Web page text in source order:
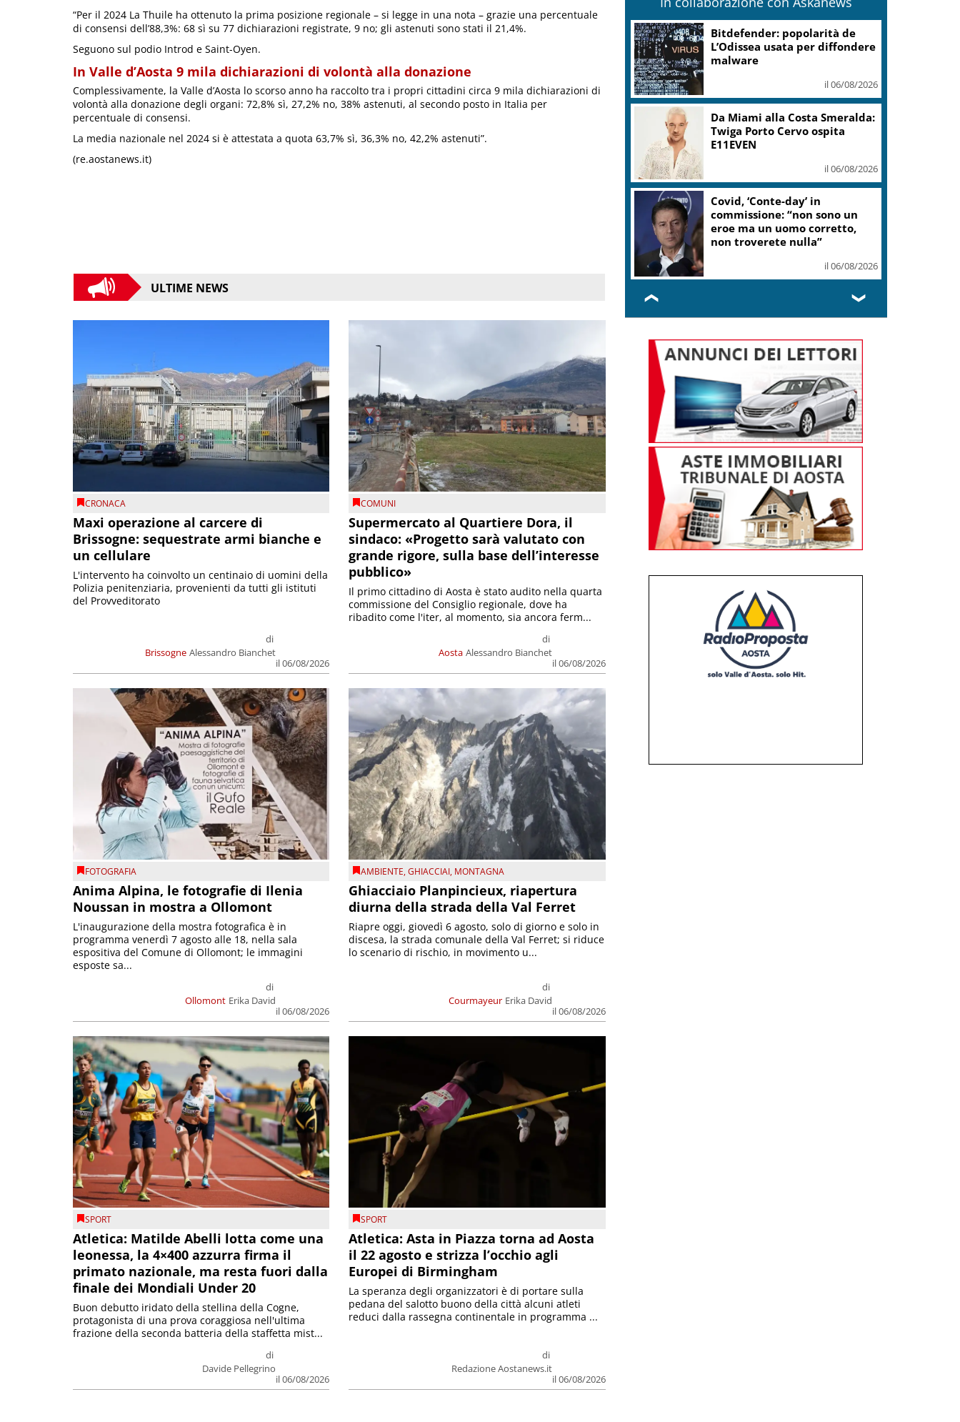
“Per il 2024 La Thuile ha ottenuto la prima posizione regionale – si legge in una nota – grazie una percentuale
di consensi dell’88,3%: 68 sì su 77 dichiarazioni registrate, 9 no; gli astenuti sono stati il 21,4%.
Seguono sul podio Introd e Saint-Oyen.
In Valle d’Aosta 9 mila dichiarazioni di volontà alla donazione
Complessivamente, la Valle d’Aosta lo scorso anno ha raccolto tra i propri cittadini circa 9 mila dichiarazioni di
volontà alla donazione degli organi: 72,8% sì, 27,2% no, 38% astenuti, al secondo posto in Italia per
percentuale di consensi.
La media nazionale nel 2024 si è attestata a quota 63,7% sì, 36,3% no, 42,2% astenuti”.
(re.aostanews.it)
ULTIME NEWS
CRONACA
Maxi operazione al carcere di
Brissogne: sequestrate armi bianche e
un cellulare
Brissogne
di
Alessandro Bianchet
il 06/08/2026
L'intervento ha coinvolto un centinaio di uomini della
Polizia penitenziaria, provenienti da tutti gli istituti
del Provveditorato
COMUNI
Supermercato al Quartiere Dora, il
sindaco: «Progetto sarà valutato con
grande rigore, sulla base dell’interesse
pubblico»
Aosta
di
Alessandro Bianchet
il 06/08/2026
Il primo cittadino di Aosta è stato audito nella quarta
commissione del Consiglio regionale, dove ha
ribadito come l'iter, al momento, sia ancora ferm...
FOTOGRAFIA
Anima Alpina, le fotografie di Ilenia
Noussan in mostra a Ollomont
Ollomont
di
Erika David
il 06/08/2026
L'inaugurazione della mostra fotografica è in
programma venerdì 7 agosto alle 18, nella sala
espositiva del Comune di Ollomont; le immagini
esposte sa...
AMBIENTE,GHIACCIAI, MONTAGNA
Ghiacciaio Planpincieux, riapertura
diurna della strada della Val Ferret
Courmayeur
di
Erika David
il 06/08/2026
Riapre oggi, giovedì 6 agosto, solo di giorno e solo in
discesa, la strada comunale della Val Ferret; si riduce
lo scenario di rischio, in movimento u...
SPORT
Atletica: Matilde Abelli lotta come una
leonessa, la 4×400 azzurra firma il
primato nazionale, ma resta fuori dalla
finale dei Mondiali Under 20
di
Davide Pellegrino
il 06/08/2026
Buon debutto iridato della stellina della Cogne,
protagonista di una prova coraggiosa nell'ultima
frazione della seconda batteria della staffetta mist...
SPORT
Atletica: Asta in Piazza torna ad Aosta
il 22 agosto e strizza l’occhio agli
Europei di Birmingham
di
Redazione Aostanews.it
il 06/08/2026
La speranza degli organizzatori è di portare sulla
pedana del salotto buono della città alcuni atleti
reduci dalla rassegna continentale in programma ...
Bitdefender: popolarità de
L’Odissea usata per diffondere
malware
il 06/08/2026
Da Miami alla Costa Smeralda:
Twiga Porto Cervo ospita
E11EVEN
il 06/08/2026
Covid, ‘Conte-day’ in
commissione: “non sono un
eroe ma un uomo corretto,
non troverete nulla”
il 06/08/2026
❮ ❯